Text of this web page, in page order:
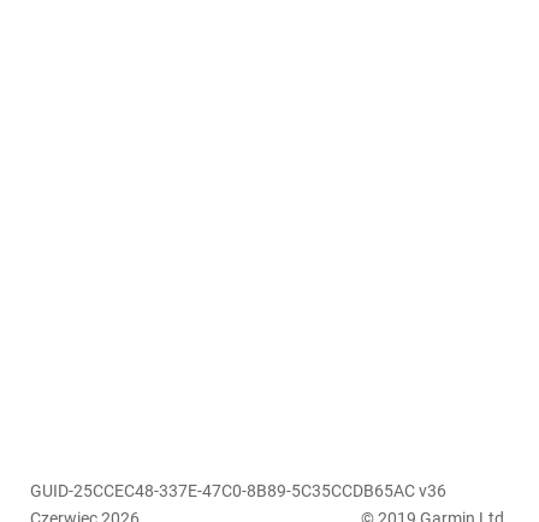
GUID-25CCEC48-337E-47C0-8B89-5C35CCDB65AC v36